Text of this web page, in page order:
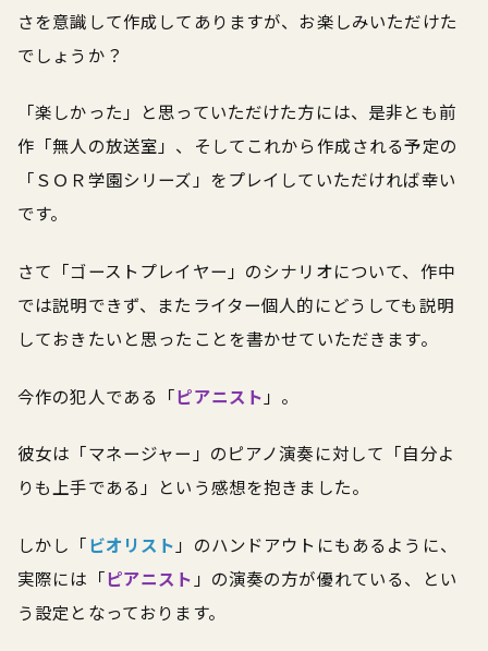
さを意識して作成してありますが、お楽しみいただけた
でしょうか？
「楽しかった」と思っていただけた方には、是非とも前
作「無人の放送室」、そしてこれから作成される予定の
「ＳＯＲ学園シリーズ」をプレイしていただければ幸い
です。
さて「ゴーストプレイヤー」のシナリオについて、作中
では説明できず、またライター個人的にどうしても説明
しておきたいと思ったことを書かせていただきます。
今作の犯人である「ピアニスト 」。
彼女は「マネージャー」のピアノ演奏に対して「自分よ
りも上手である」という感想を抱きました。
しかし「ビオリスト 」のハンドアウトにもあるように、
実際には「ピアニスト 」の演奏の方が優れている、とい
う設定となっております。